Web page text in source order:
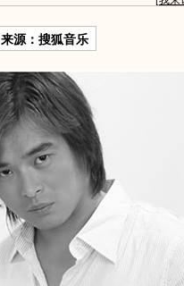
来源：搜狐音乐